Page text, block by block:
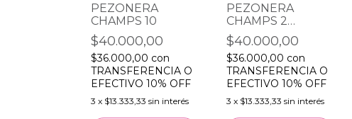
PEZONERA
CHAMPS 10
$40.000,00
$36.000,00 con
TRANSFERENCIA O
EFECTIVO 10% OFF
3 x $13.333,33 sin interés
PEZONERA
CHAMPS 2
CADENA
$40.000,00
$36.000,00 con
TRANSFERENCIA O
EFECTIVO 10% OFF
3 x $13.333,33 sin interés